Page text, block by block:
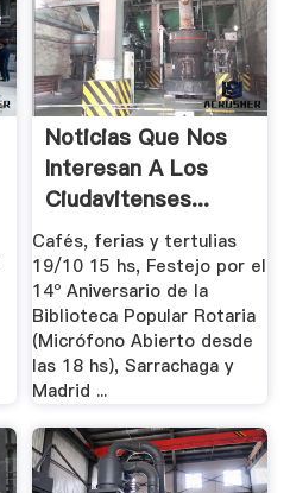
Noticias Que Nos
Interesan A Los
Ciudavitenses...
Cafés, ferias y tertulias
19/10 15 hs, Festejo por el
14º Aniversario de la
Biblioteca Popular Rotaria
(Micrófono Abierto desde
las 18 hs), Sarrachaga y
Madrid ...